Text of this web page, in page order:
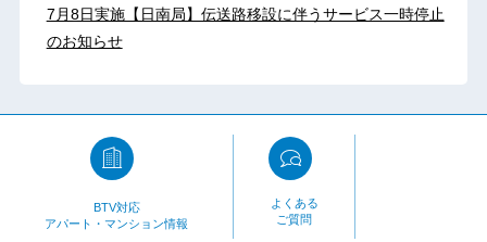
7月8日実施【日南局】伝送路移設に伴うサービス一時停止
のお知らせ
BTV対応
アパート・マンション情報
よくある
ご質問